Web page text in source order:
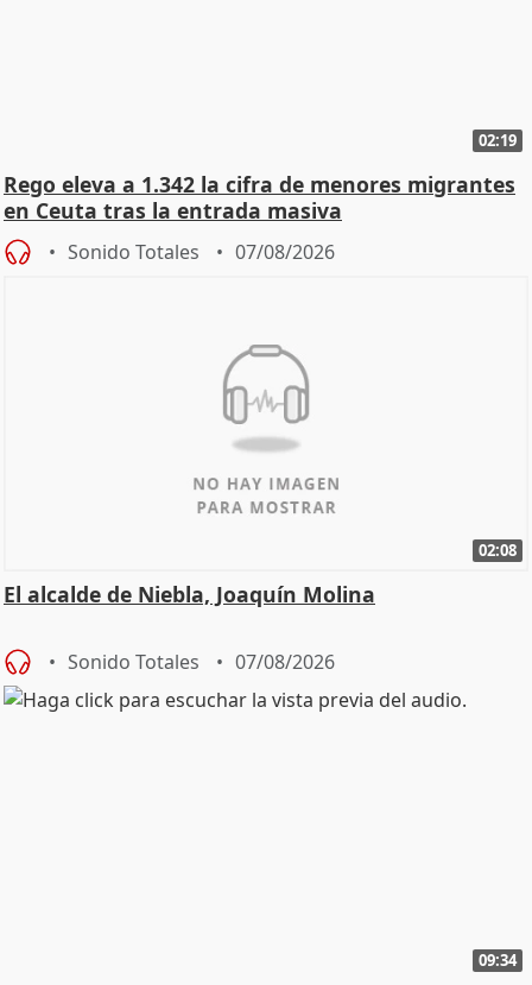
02:19
Rego eleva a 1.342 la cifra de menores migrantes
en Ceuta tras la entrada masiva
Sonido Totales 07/08/2026
02:08
El alcalde de Niebla, Joaquín Molina
Sonido Totales 07/08/2026
09:34